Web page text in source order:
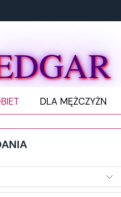
DLA MĘŻCZYŻN